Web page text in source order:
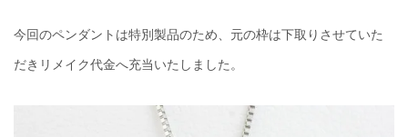
今回のペンダントは特別製品のため、元の枠は下取りさせていた
だきリメイク代金へ充当いたしました。